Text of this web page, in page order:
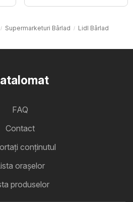
Supermarketuri Bârlad Lidl Bârlad
FAQ
Contact
conținutul
oraşelor
produselor